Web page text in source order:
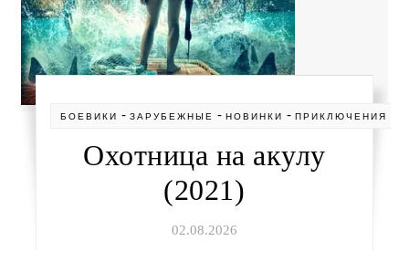
БОЕВИКИ -ЗАРУБЕЖНЫЕ -НОВИНКИ -ПРИКЛЮЧЕНИЯ
Охотница на акулу
(2021)
02.08.2026